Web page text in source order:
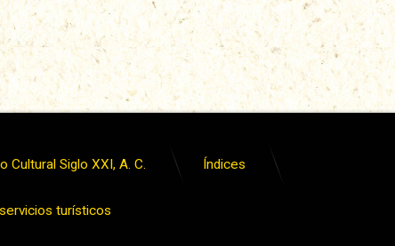
Cultural Siglo XXI, A. C. Índices
turísticos